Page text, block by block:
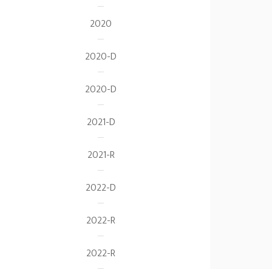
2020
2020-D
2020-D
2021-D
2021-R
2022-D
2022-R
2022-R